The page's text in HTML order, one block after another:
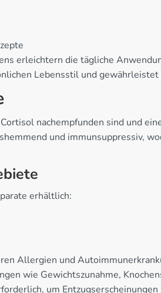
erleichtern die tägliche
Lebensstil und
nachempfunden sind und
und immunsuppressiv,
erhältlich:
Allergien und
wie Gewichtszunahme,
um Entzugserscheinungen